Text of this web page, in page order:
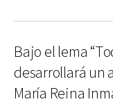
Bajo el lema
desarrollará un
María Reina